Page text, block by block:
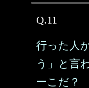
Q.11
行った人
う」と言
ーこだ？